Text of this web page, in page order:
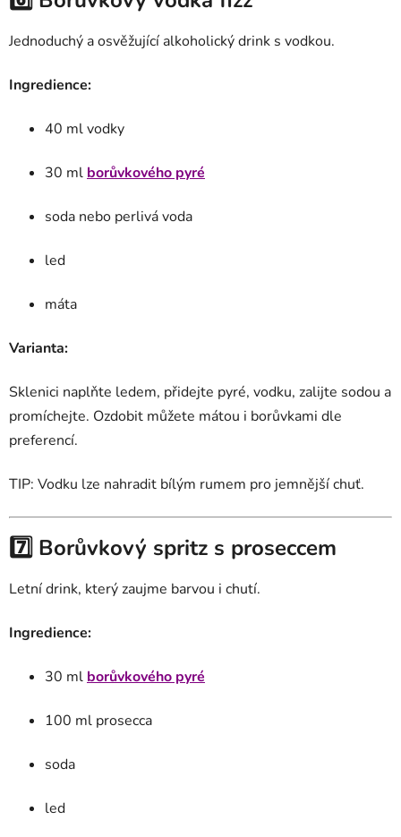
Jednoduchý a osvěžující alkoholický drink s vodkou.
Ingredience:
40 ml vodky
30 ml borůvkového pyré
soda nebo perlivá voda
led
máta
Varianta:
Sklenici naplňte ledem, přidejte pyré, vodku, zalijte sodou a
promíchejte. Ozdobit můžete mátou i borůvkami dle
preferencí.
TIP: Vodku lze nahradit bílým rumem pro jemnější chuť.
7️⃣ Borůvkový spritz s proseccem
Letní drink, který zaujme barvou i chutí.
Ingredience:
30 ml borůvkového pyré
100 ml prosecca
soda
led